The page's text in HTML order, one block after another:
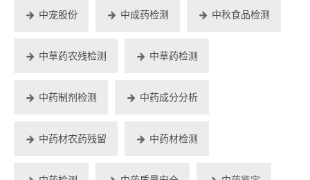
中宠股份 中成药检测 中秋食品检测
中草药农残检测 中草药检测
中药制剂检测 中药成分分析
中药材农药残留 中药材检测